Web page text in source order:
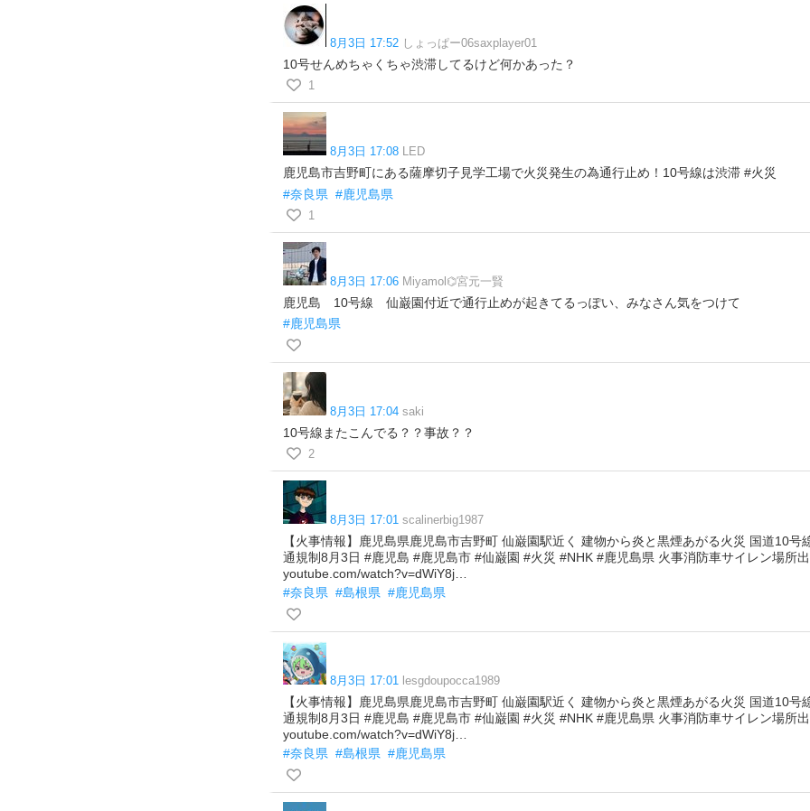
8月3日 17:52 しょっぱー06saxplayer01
10号せんめちゃくちゃ渋滞してるけど何かあった？
1
8月3日 17:08 LED
鹿児島市吉野町にある薩摩切子見学工場で火災発生の為通行止め！10号線は渋滞 #火災
#奈良県 #鹿児島県
1
8月3日 17:06 Miyamol⌬宮元一賢
鹿児島 10号線 仙巌園付近で通行止めが起きてるっぽい、みなさん気をつけて
#鹿児島県
8月3日 17:04 saki
10号線またこんでる？？事故？？
2
8月3日 17:01 scalinerbig1987
【火事情報】鹿児島県鹿児島市吉野町 仙巌園駅近く 建物から炎と黒煙あがる火災 国道10号
通規制8月3日 #鹿児島 #鹿児島市 #仙巌園 #火災 #NHK #鹿児島県 火事消防車サイレン場所
youtube.com/watch?v=dWiY8j…
#奈良県 #島根県 #鹿児島県
8月3日 17:01 lesgdoupocca1989
【火事情報】鹿児島県鹿児島市吉野町 仙巌園駅近く 建物から炎と黒煙あがる火災 国道10号
通規制8月3日 #鹿児島 #鹿児島市 #仙巌園 #火災 #NHK #鹿児島県 火事消防車サイレン場所
youtube.com/watch?v=dWiY8j…
#奈良県 #島根県 #鹿児島県